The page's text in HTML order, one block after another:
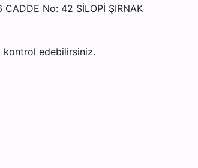
No: 42 SİLOPİ ŞIRNAK
kontrol edebilirsiniz.